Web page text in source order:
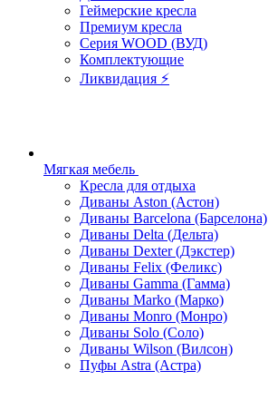
Геймерские кресла
Премиум кресла
Серия WOOD (ВУД)
Комплектующие
Ликвидация ⚡
Мягкая мебель
Кресла для отдыха
Диваны Aston (Астон)
Диваны Barcelona (Барселона)
Диваны Delta (Дельта)
Диваны Dexter (Дэкстер)
Диваны Felix (Феликс)
Диваны Gamma (Гамма)
Диваны Marko (Марко)
Диваны Monro (Монро)
Диваны Solo (Соло)
Диваны Wilson (Вилсон)
Пуфы Astra (Астра)